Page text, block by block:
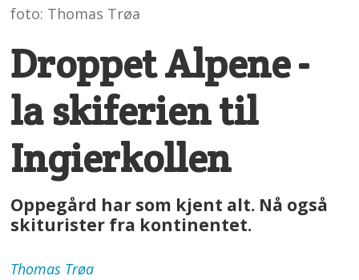
foto: Thomas Trøa
Droppet Alpene -
la skiferien til
Ingierkollen
Oppegård har som kjent alt. Nå også
skiturister fra kontinentet.
Thomas Trøa